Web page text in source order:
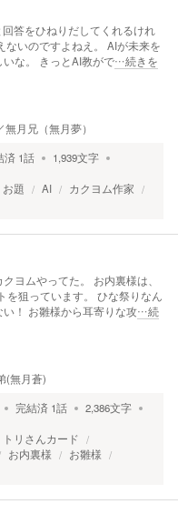
答をひねりだしてくれるけれ
ないのですよねえ。 AIが未来を
な。 きっとAI教がで…続きを
無月兄（無月夢）
済 1話 1,939文字
お題 AI
カクヨム作家
ヨムやってた。 お内裏様は、
を狙っています。 ひな祭りなん
！ お雛様から耳寄りな攻…続
(無月蒼)
完結済 1話 2,386文字
トリさんカード
お内裏様
お雛様